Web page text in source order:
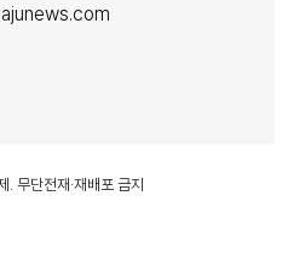
무단전재·재배포 금지